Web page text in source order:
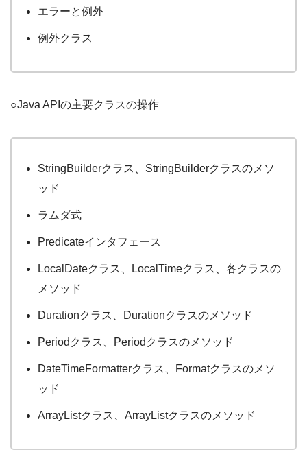
エラーと例外
例外クラス
○Java APIの主要クラスの操作
StringBuilderクラス、StringBuilderクラスのメソ
ッド
ラムダ式
Predicateインタフェース
LocalDateクラス、LocalTimeクラス、各クラスの
メソッド
Durationクラス、Durationクラスのメソッド
Periodクラス、Periodクラスのメソッド
DateTimeFormatterクラス、Formatクラスのメソ
ッド
ArrayListクラス、ArrayListクラスのメソッド